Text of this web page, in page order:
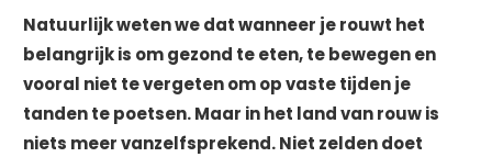
Natuurlijk weten we dat wanneer je rouwt het
belangrijk is om gezond te eten, te bewegen en
vooral niet te vergeten om op vaste tijden je
tanden te poetsen.Maar in het land van rouw is
niets meer vanzelfsprekend. Niet zelden doet